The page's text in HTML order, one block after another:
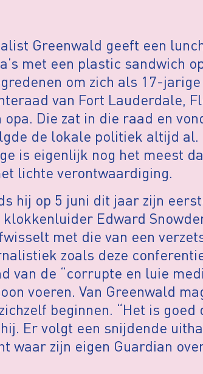
Greenwald geeft een
met een plastic sandwich
om zich als 17-
van Fort Lauderdale,
Die zat in die raad en
de lokale politiek altijd al.
is eigenlijk nog het meest
lichte verontwaardiging.
hij op 5 juni dit jaar zijn
Edward
met die van een
zoals deze
van de “corrupte en luie
voeren. Van Greenwald
beginnen. “Het is goed
Er volgt een snijdende
waar zijn eigen Guardian